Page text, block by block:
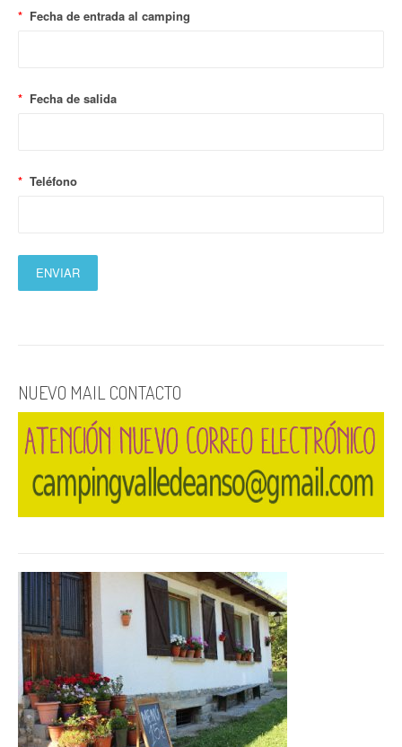
* Fecha de entrada al camping
* Fecha de salida
* Teléfono
NUEVO MAIL CONTACTO